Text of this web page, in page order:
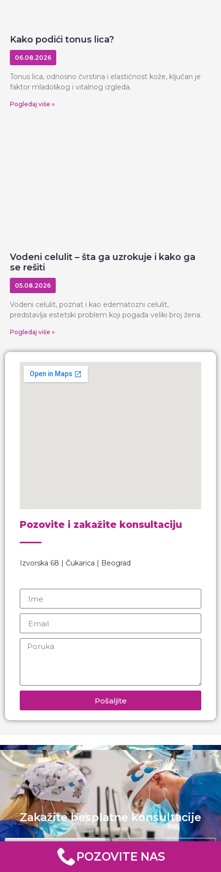
Kako podići tonus lica?
06.08.2026
Tonus lica, odnosno čvrstina i elastičnost kože, ključan je
faktor mladolikog i vitalnog izgleda.
Pogledaj više »
Vodeni celulit – šta ga uzrokuje i kako ga
se rešiti
05.08.2026
Vodeni celulit, poznat i kao edematozni celulit,
predstavlja estetski problem koji pogađa veliki broj žena.
Pogledaj više »
Pozovite i zakažite konsultaciju
Izvorska 68 | Čukarica | Beograd
Pošaljite
Zakažite besplatne konsultacije
+381 11 354 4481
POZOVITE NAS